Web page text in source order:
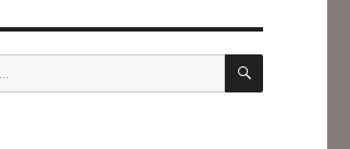
SUCHEN